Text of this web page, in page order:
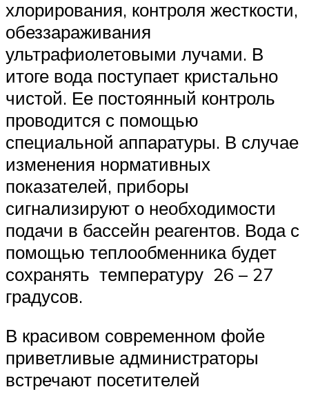
хлорирования, контроля жесткости,
обеззараживания
ультрафиолетовыми лучами. В
итоге вода поступает кристально
чистой. Ее постоянный контроль
проводится с помощью
специальной аппаратуры. В случае
изменения нормативных
показателей, приборы
сигнализируют о необходимости
подачи в бассейн реагентов. Вода с
помощью теплообменника будет
сохранять температуру 26 – 27
градусов.
В красивом современном фойе
приветливые администраторы
встречают посетителей